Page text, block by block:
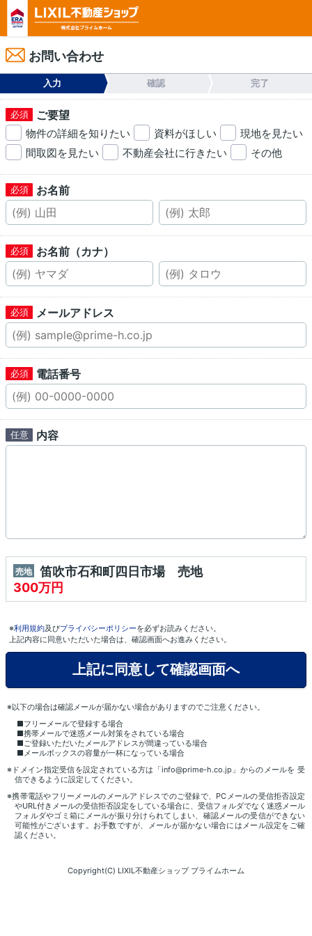
お問い合わせ
入力 確認 完了
ご要望
物件の詳細を知りたい 資料がほしい
現地を見たい
間取図を見たい
不動産会社に行きたい その他
お名前
お名前（カナ）
メールアドレス
電話番号
内容
売地
笛吹市石和町四日市場 売地
300万円
※利用規約及びプライバシーポリシーを必ずお読みください。
上記内容に同意いただいた場合は、確認画面へお進みください。
※以下の場合は確認メールが届かない場合がありますのでご注意ください。
■フリーメールで登録する場合
■携帯メールで迷惑メール対策をされている場合
■ご登録いただいたメールアドレスが間違っている場合
■メールボックスの容量が一杯になっている場合
※ドメイン指定受信を設定されている方は「info@prime-h.co.jp」からのメールを 受
信できるように設定してください。
※携帯電話やフリーメールのメールアドレスでのご登録で、PCメールの受信拒否設定
やURL付きメールの受信拒否設定をしている場合に、受信フォルダでなく迷惑メール
フォルダやゴミ箱にメールが振り分けられてしまい、確認メールの受信ができない
可能性がございます。お手数ですが、メールが届かない場合にはメール設定をご確
認ください。
Copyright(C) LIXIL不動産ショップ プライムホーム